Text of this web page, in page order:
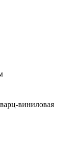
виниловая